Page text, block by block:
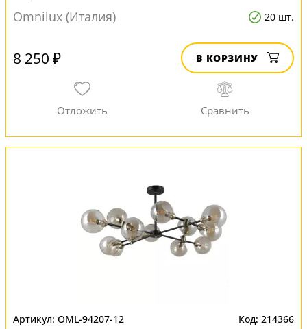
Omnilux (Италия)
20 шт.
8 250 ₽ В КОРЗИНУ
OML-94207-12 214366